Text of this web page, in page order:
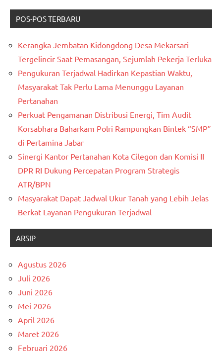
POS-POS TERBARU
Kerangka Jembatan Kidongdong Desa Mekarsari
Tergelincir Saat Pemasangan, Sejumlah Pekerja Terluka
Pengukuran Terjadwal Hadirkan Kepastian Waktu,
Masyarakat Tak Perlu Lama Menunggu Layanan
Pertanahan
Perkuat Pengamanan Distribusi Energi, Tim Audit
Korsabhara Baharkam Polri Rampungkan Bintek “SMP”
di Pertamina Jabar
Sinergi Kantor Pertanahan Kota Cilegon dan Komisi II
DPR RI Dukung Percepatan Program Strategis
ATR/BPN
Masyarakat Dapat Jadwal Ukur Tanah yang Lebih Jelas
Berkat Layanan Pengukuran Terjadwal
ARSIP
Agustus 2026
Juli 2026
Juni 2026
Mei 2026
April 2026
Maret 2026
Februari 2026